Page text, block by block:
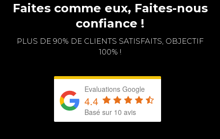
Faites comme eux, Faites-nous
confiance !
PLUS DE 90% DE CLIENTS SATISFAITS, OBJECTIF
100% !
Evaluations Google
4.4
Basé sur 10 avis